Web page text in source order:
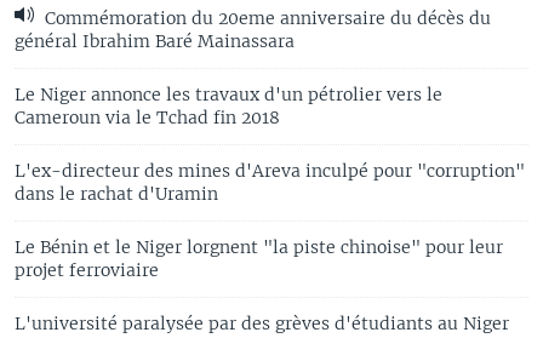
Commémoration du 20eme anniversaire du décès du
général Ibrahim Baré Mainassara
Le Niger annonce les travaux d'un pétrolier vers le
Cameroun via le Tchad fin 2018
L'ex-directeur des mines d'Areva inculpé pour "corruption"
dans le rachat d'Uramin
Le Bénin et le Niger lorgnent "la piste chinoise" pour leur
projet ferroviaire
L'université paralysée par des grèves d'étudiants au Niger